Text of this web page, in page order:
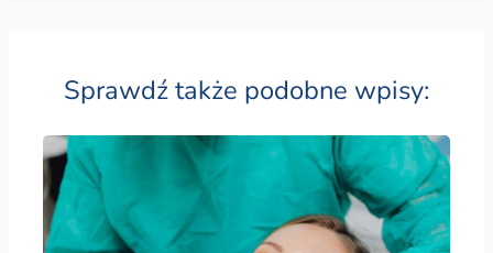
Sprawdź także podobne wpisy: